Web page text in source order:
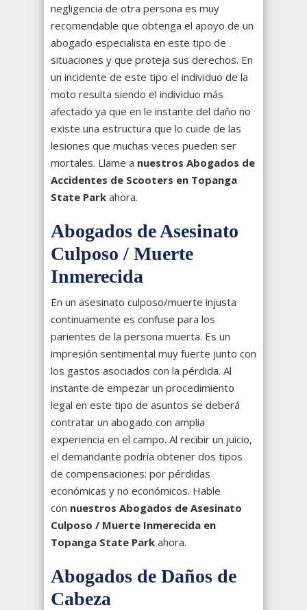
negligencia de otra persona es muy
recomendable que obtenga el apoyo de un
abogado especialista en este tipo de
situaciones y que proteja sus derechos. En
un incidente de este tipo el individuo de la
moto resulta siendo el individuo más
afectado ya que en le instante del daño no
existe una estructura que lo cuide de las
lesiones que muchas veces pueden ser
mortales. Llame a nuestros Abogados de
Accidentes de Scooters en Topanga
State Park ahora.
Abogados de Asesinato
Culposo / Muerte
Inmerecida
En un asesinato culposo/muerte injusta
continuamente es confuse para los
parientes de la persona muerta. Es un
impresión sentimental muy fuerte junto con
los gastos asociados con la pérdida. Al
instante de empezar un procedimiento
legal en este tipo de asuntos se deberá
contratar un abogado con amplia
experiencia en el campo. Al recibir un juicio,
el demandante podría obtener dos tipos
de compensaciones: por pérdidas
económicas y no económicos. Hable
con nuestros Abogados de Asesinato
Culposo / Muerte Inmerecida en
Topanga State Park ahora.
Abogados de Daños de
Cabeza